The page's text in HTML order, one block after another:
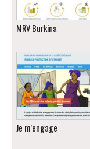
MRV Burkina
Je m’engage